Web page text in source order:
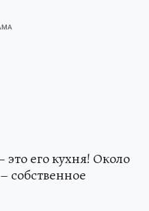
это его кухня! Около
собственное